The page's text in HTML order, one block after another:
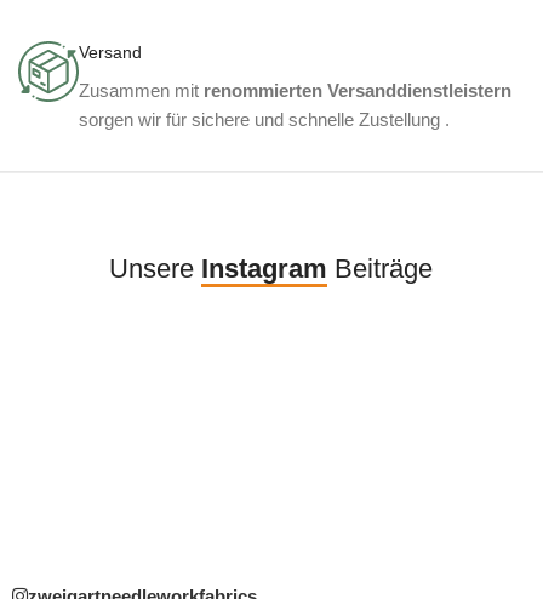
Versand
Zusammen mit renommierten Versanddienstleistern
sorgen wir für sichere und schnelle Zustellung .
Unsere Instagram Beiträge